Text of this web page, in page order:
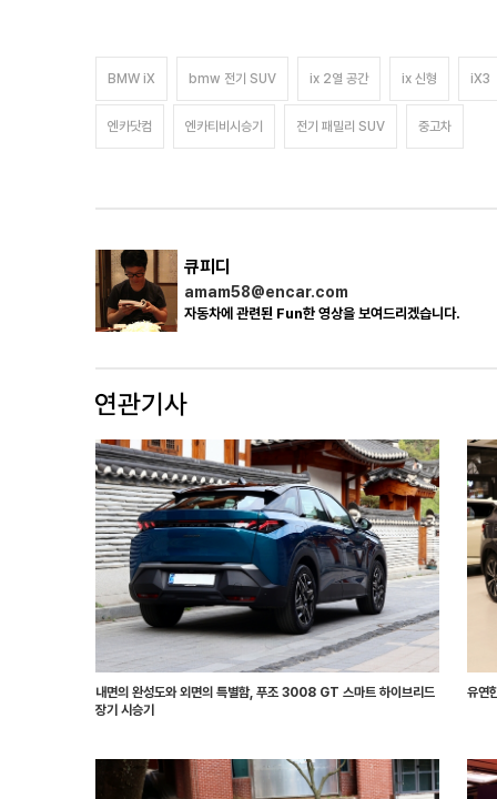
BMW iX bmw 전기 SUV ix 2열 공간 ix 신형 iX3
엔카닷컴 엔카티비시승기 전기 패밀리 SUV 중고차
큐피디
amam58@encar.com
자동차에 관련된 Fun한 영상을 보여드리겠습니다.
내면의 완성도와 외면의 특별함, 푸조 3008 GT 스마트 하이브리드
장기 시승기
유연